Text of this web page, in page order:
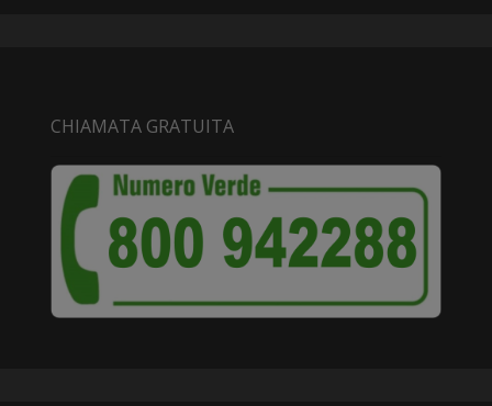
CHIAMATA GRATUITA